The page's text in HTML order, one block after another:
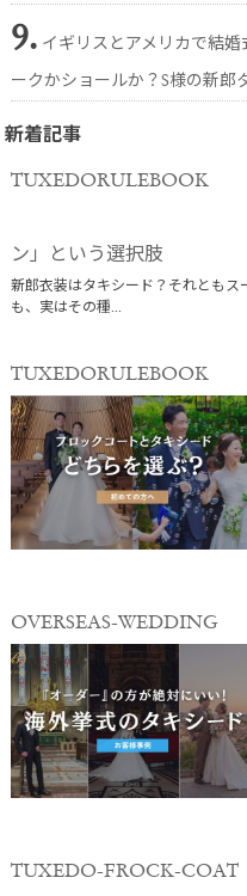
9. イギリスとアメリカで結
ークかショールか？S様の新郎
新着記事
TUXEDORULEBOOK
ン」という選択肢
新郎衣装はタキシード？それともス
も、実はその種...
TUXEDORULEBOOK
OVERSEAS-WEDDING
TUXEDO-FROCK-COAT